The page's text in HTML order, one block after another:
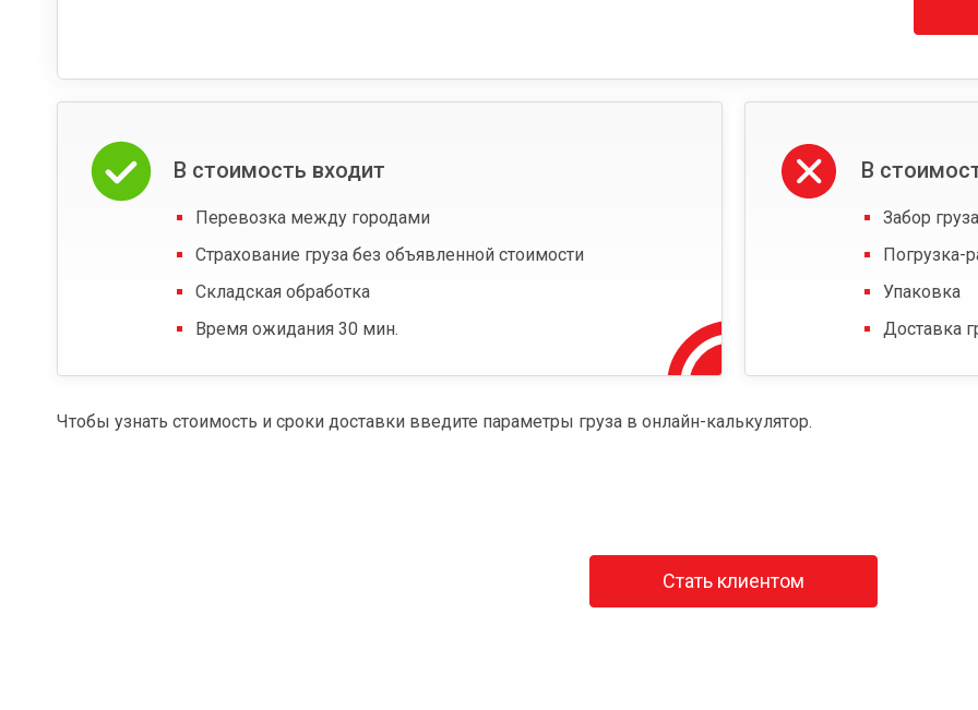
В стоимость входит
Перевозка между городами
Страхование груза без объявленной стоимости
Складская обработка
Время ожидания 30 мин.
В
Забор
Погрузка-
Упаковка
Доставка
Чтобы узнать стоимость и сроки доставки введите параметры груза в онлайн-калькулятор.
Стать клиентом